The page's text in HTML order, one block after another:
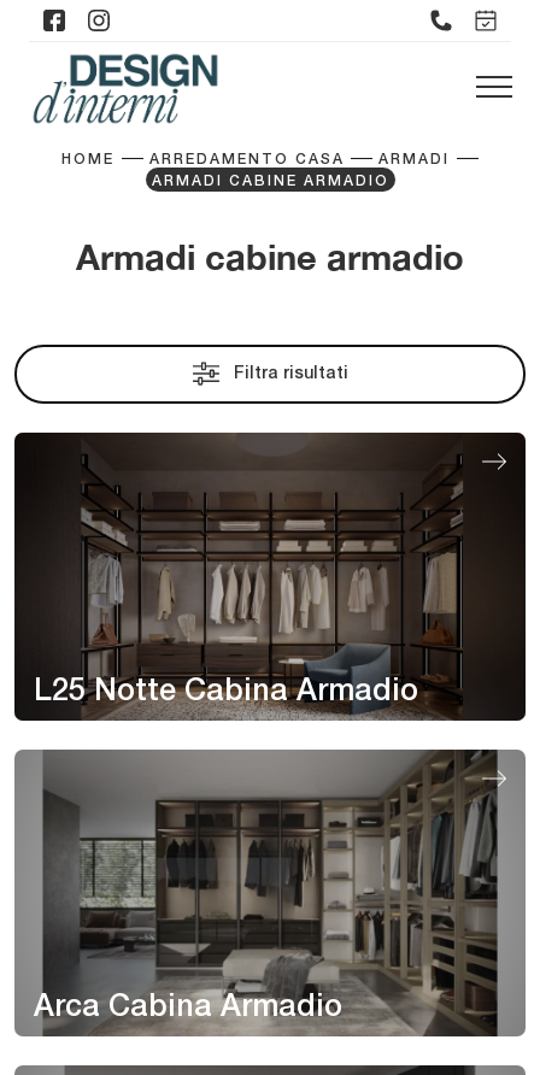
HOME ARREDAMENTO CASA
ARMADI
ARMADI CABINE ARMADIO
Armadi cabine armadio
Filtra risultati
L25 Notte Cabina Armadio
Arca Cabina Armadio